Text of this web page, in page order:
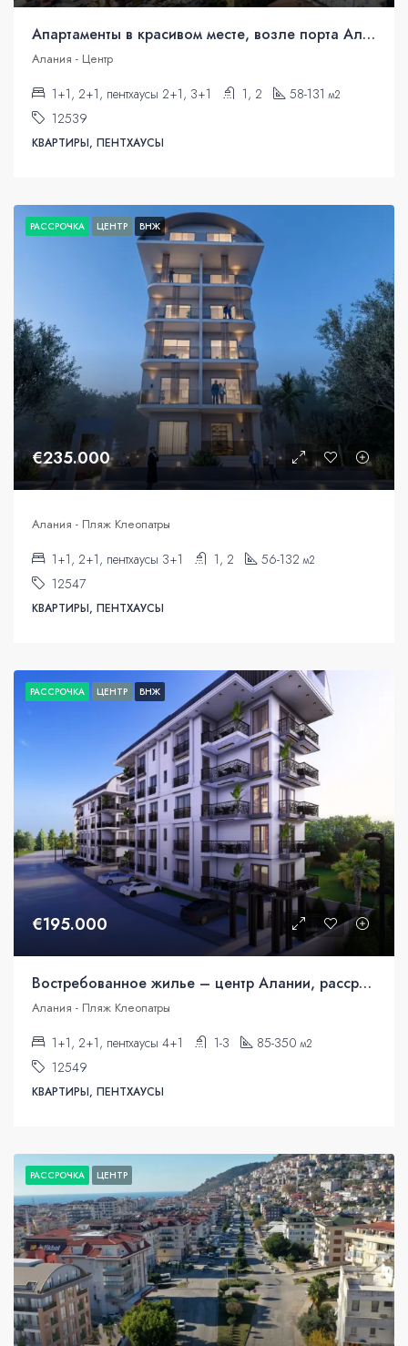
Апартаменты в красивом месте, возле порта Аланьи.
Алания - Центр
1+1, 2+1, пентхаусы 2+1, 3+1 1, 2 58-131 м2
12539
КВАРТИРЫ, ПЕНТХАУСЫ
РАССРОЧКА ЦЕНТР ВНЖ
€235.000
Алания - Пляж Клеопатры
1+1, 2+1, пентхаусы 3+1 1, 2 56-132 м2
12547
КВАРТИРЫ, ПЕНТХАУСЫ
РАССРОЧКА ЦЕНТР ВНЖ
€195.000
Востребованное жилье – центр Алании, рассрочка
Алания - Пляж Клеопатры
1+1, 2+1, пентхаусы 4+1 1-3 85-350 м2
12549
КВАРТИРЫ, ПЕНТХАУСЫ
РАССРОЧКА ЦЕНТР